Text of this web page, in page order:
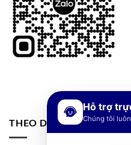
THEO DÕI FANPAGE
Hỗ trợ
Chúng tôi